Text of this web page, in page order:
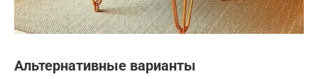
Альтернативные варианты